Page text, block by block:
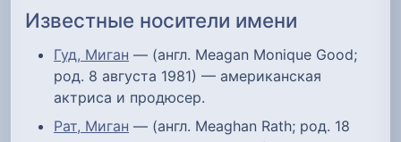
Известные носители имени
Гуд, Миган — (англ. Meagan Monique Good;
род. 8 августа 1981) — американская
актриса и продюсер.
Рат, Миган — (англ. Meaghan Rath; род. 18